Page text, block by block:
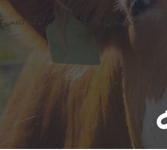
خانه نیکوآشنایی با نیکو محصولات نیکوآکادمی